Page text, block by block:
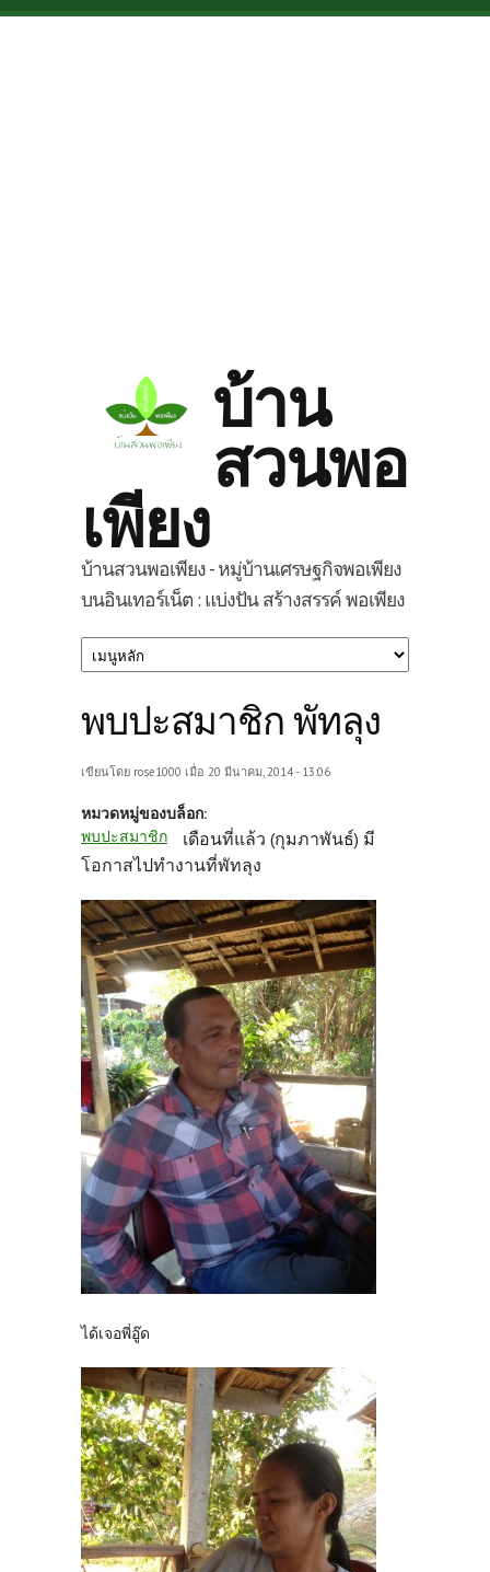
Skip to main content
บ้าน
สวนพอ
เพียง
บ้านสวนพอเพียง - หมู่บ้านเศรษฐกิจพอเพียง
บนอินเทอร์เน็ต : แบ่งปัน สร้างสรรค์ พอเพียง
พบปะสมาชิก พัทลุง
เขียนโดย rose1000 เมื่อ 20 มีนาคม, 2014 - 13:06
หมวดหมู่ของบล็อก:
พบปะสมาชิก
เดือนที่แล้ว (กุมภาพันธ์) มี
โอกาสไปทำงานที่พัทลุง
ได้เจอพี่อู๊ด